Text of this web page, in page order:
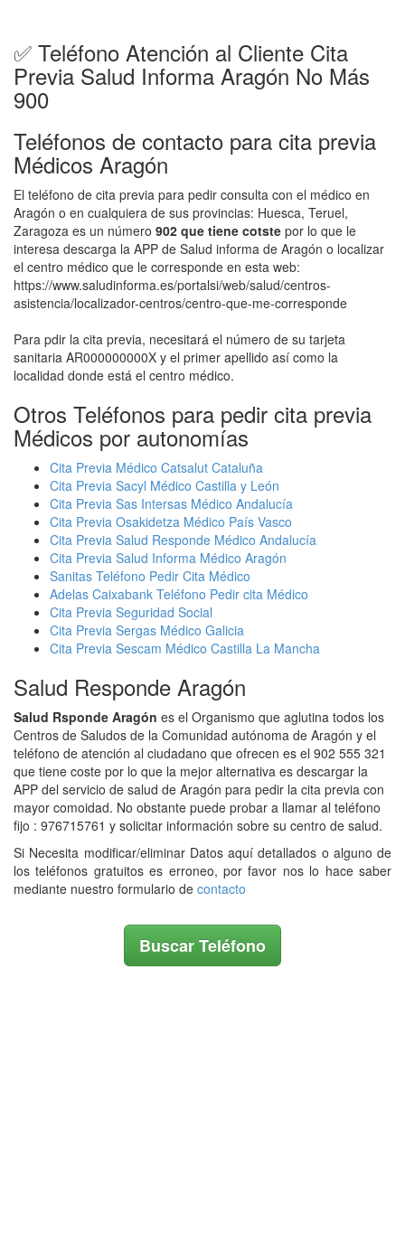
✅ Teléfono Atención al Cliente Cita
Previa Salud Informa Aragón No Más
900
Teléfonos de contacto para cita previa
Médicos Aragón
El teléfono de cita previa para pedir consulta con el médico en
Aragón o en cualquiera de sus provincias: Huesca, Teruel,
Zaragoza es un número 902 que tiene cotste por lo que le
interesa descarga la APP de Salud informa de Aragón o localizar
el centro médico que le corresponde en esta web:
https://www.saludinforma.es/portalsi/web/salud/centros-
asistencia/localizador-centros/centro-que-me-corresponde
Para pdir la cita previa, necesitará el número de su tarjeta
sanitaria AR000000000X y el primer apellido así como la
localidad donde está el centro médico.
Otros Teléfonos para pedir cita previa
Médicos por autonomías
Cita Previa Médico Catsalut Cataluña
Cita Previa Sacyl Médico Castilla y León
Cita Previa Sas Intersas Médico Andalucía
Cita Previa Osakidetza Médico País Vasco
Cita Previa Salud Responde Médico Andalucía
Cita Previa Salud Informa Médico Aragón
Sanitas Teléfono Pedir Cita Médico
Adelas Caixabank Teléfono Pedir cita Médico
Cita Previa Seguridad Social
Cita Previa Sergas Médico Galicia
Cita Previa Sescam Médico Castilla La Mancha
Salud Responde Aragón
Salud Rsponde Aragón es el Organismo que aglutina todos los
Centros de Saludos de la Comunidad autónoma de Aragón y el
teléfono de atención al ciudadano que ofrecen es el 902 555 321
que tiene coste por lo que la mejor alternativa es descargar la
APP del servicio de salud de Aragón para pedir la cita previa con
mayor comoidad. No obstante puede probar a llamar al teléfono
fijo : 976715761 y solicitar información sobre su centro de salud.
Si Necesita modificar/eliminar Datos aquí detallados o alguno de
los teléfonos gratuitos es erroneo, por favor nos lo hace saber
mediante nuestro formulario de contacto
Buscar Teléfono